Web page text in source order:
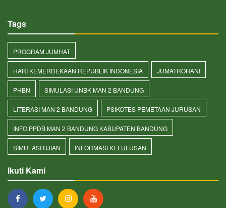
Tags
PROGRAM JUMHAT
HARI KEMERDEKAAN REPUBLIK INDONESIA JUMATROHANI
PHBN SIMULASI UNBK MAN 2 BANDUNG
LITERASI MAN 2 BANDUNG PSIKOTES PEMETAAN JURUSAN
INFO PPDB MAN 2 BANDUNG KABUPATEN BANDUNG
SIMULASI UJIAN INFORMASI KELULUSAN
Ikuti Kami